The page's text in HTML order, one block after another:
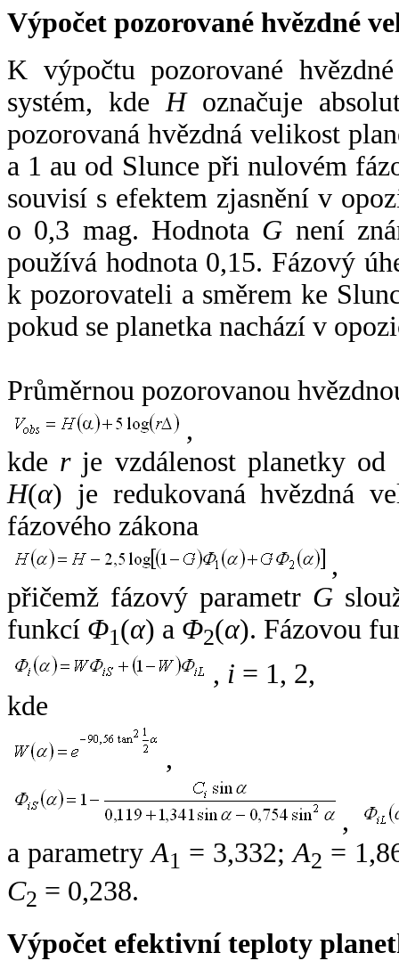
Výpočet pozorované hvězdné
K výpočtu pozorované
systém, kde Hoznačuje
pozorovaná hvězdná velikost
a 1 au od Slunce při nulovém
souvisí s efektem zjasnění v
o 0,3 mag. Hodnota G není
používá hodnota 0,15. Fázový
k pozorovateli a směrem ke
pokud se planetka nachází v
Průměrnou pozorovanou
,
kde rje vzdálenost planetky od
H(α) je redukovaná hvězdná
fázového zákona
,
přičemž fázový parametr G
funkcí Φ1(α) a Φ2(α). Fázovou
, i = 1, 2,
kde
,
,
a parametryA1 = 3,332;A2 =
C2 = 0,238.
Výpočet efektivní teploty